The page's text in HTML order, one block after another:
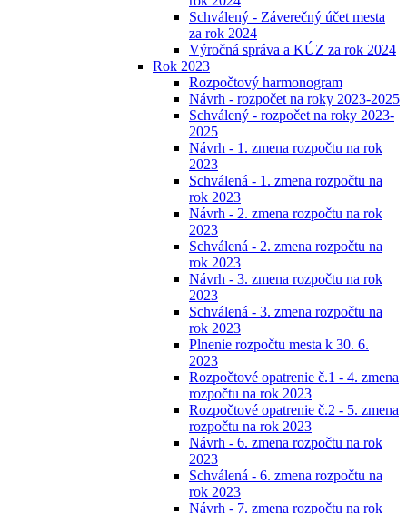
Schválený - Záverečný účet mesta
za rok 2024
Výročná správa a KÚZ za rok 2024
Rok 2023
Rozpočtový harmonogram
Návrh - rozpočet na roky 2023-2025
Schválený - rozpočet na roky 2023-
2025
Návrh - 1. zmena rozpočtu na rok
2023
Schválená - 1. zmena rozpočtu na
rok 2023
Návrh - 2. zmena rozpočtu na rok
2023
Schválená - 2. zmena rozpočtu na
rok 2023
Návrh - 3. zmena rozpočtu na rok
2023
Schválená - 3. zmena rozpočtu na
rok 2023
Plnenie rozpočtu mesta k 30. 6.
2023
Rozpočtové opatrenie č.1 - 4. zmena
rozpočtu na rok 2023
Rozpočtové opatrenie č.2 - 5. zmena
rozpočtu na rok 2023
Návrh - 6. zmena rozpočtu na rok
2023
Schválená - 6. zmena rozpočtu na
rok 2023
Návrh - 7. zmena rozpočtu na rok